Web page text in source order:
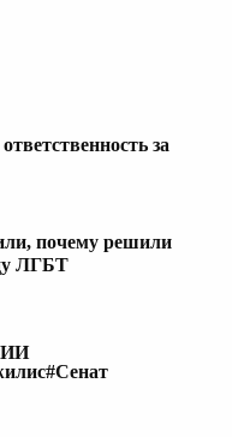
за
почему решили
ЛГБТ
#Сенат